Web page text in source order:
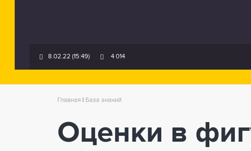
8.02.22 (15:49) 4 014
Главная База знаний
Оценки в